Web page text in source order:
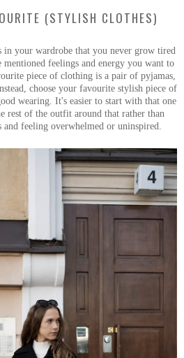
(STYLISH CLOTHES)
in your wardrobe that you never grow tired
feelings and energy you want to
piece of clothing is a pair of pyjamas,
choose your favourite stylish piece of
wearing. It's easier to start with that one
rest of the outfit around that rather than
feeling overwhelmed or uninspired.